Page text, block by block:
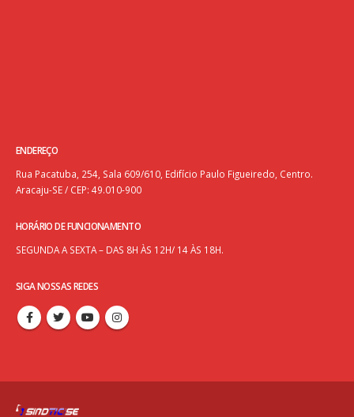
ENDEREÇO
Rua Pacatuba, 254, Sala 609/610, Edifício Paulo Figueiredo, Centro.
Aracaju-SE / CEP: 49.010-900
HORÁRIO DE FUNCIONAMENTO
SEGUNDA A SEXTA – DAS 8H ÀS 12H/ 14 ÀS 18H.
SIGA NOSSAS REDES